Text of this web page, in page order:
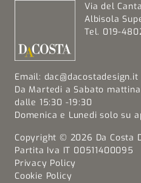
Via del
Albisola
Tel. 019-
Email: dac@dacostadesign.it
Da Martedi a Sabato
dalle 15:30 -19:30
Domenica e Lunedi solo su
Copyright © 2026 Da Costa
Partita Iva IT 00511400095
Privacy Policy
Cookie Policy